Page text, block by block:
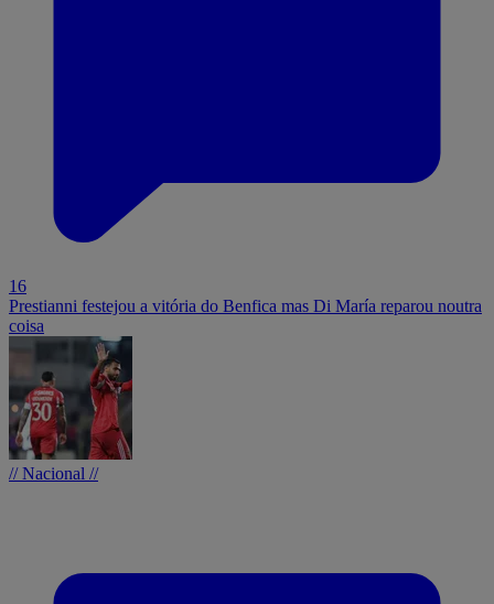
16
Prestianni festejou a vitória do Benfica mas Di María reparou noutra
coisa
// Nacional //